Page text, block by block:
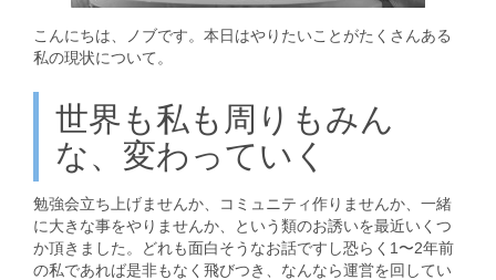
こんにちは、ノブです。本日はやりたいことがたくさんある
私の現状について。
世界も私も周りもみん
な、変わっていく
勉強会立ち上げませんか、コミュニティ作りませんか、一緒
に大きな事をやりませんか、という類のお誘いを最近いくつ
か頂きました。どれも面白そうなお話ですし恐らく1〜2年前
の私であれば是非もなく飛びつき、なんなら運営を回してい